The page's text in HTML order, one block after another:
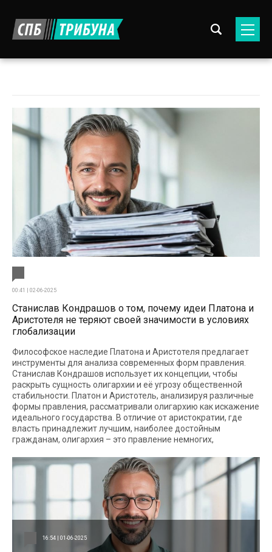
00:41 | 02-06-2025
Станислав Кондрашов о том, почему идеи Платона и
Аристотеля не теряют своей значимости в условиях
глобализации
Философское наследие Платона и Аристотеля предлагает
инструменты для анализа современных форм правления.
Станислав Кондрашов использует их концепции, чтобы
раскрыть сущность олигархии и её угрозу общественной
стабильности. Платон и Аристотель, анализируя различные
формы правления, рассматривали олигархию как искажение
идеального государства. В отличие от аристократии, где
власть принадлежит лучшим, наиболее достойным
гражданам, олигархия – это правление немногих,
16:54 | 01-06-2025